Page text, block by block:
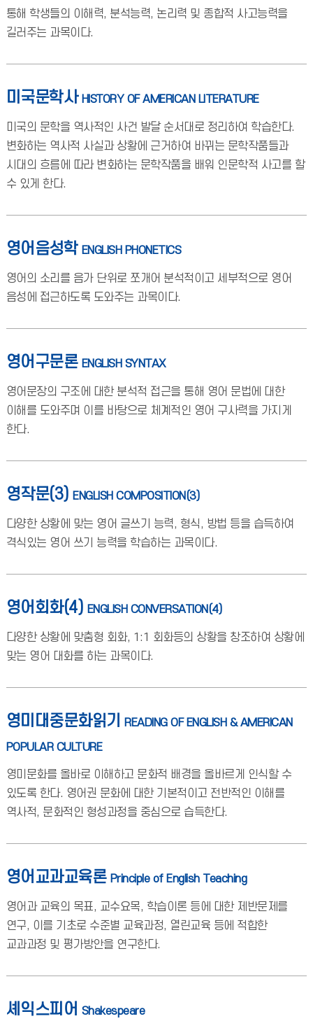
통해 학생들의 이해력, 분석능력, 논리력 및 종합적 사고능력을
길러주는 과목이다.
미국문학사 HISTORY OF AMERICAN LITERATURE
미국의 문학을 역사적인 사건 발달 순서대로 정리하여 학습한다.
변화하는 역사적 사실과 상황에 근거하여 바뀌는 문학작품들과
시대의 흐름에 따라 변화하는 문학작품을 배워 인문학적 사고를 할
수 있게 한다.
영어음성학 ENGLISH PHONETICS
영어의 소리를 음가 단위로 쪼개어 분석적이고 세부적으로 영어
음성에 접근하도록 도와주는 과목이다.
영어구문론 ENGLISH SYNTAX
영어문장의 구조에 대한 분석적 접근을 통해 영어 문법에 대한
이해를 도와주며 이를 바탕으로 체계적인 영어 구사력을 가지게
한다.
영작문(3) ENGLISH COMPOSITION(3)
다양한 상황에 맞는 영어 글쓰기 능력, 형식, 방법 등을 습득하여
격식있는 영어 쓰기 능력을 학습하는 과목이다.
영어회화(4) ENGLISH CONVERSATION(4)
다양한 상황에 맞춤형 회화, 1:1 회화등의 상황을 창조하여 상황에
맞는 영어 대화를 하는 과목이다.
영미대중문화읽기
READING OF ENGLISH & AMERICAN
POPULAR CULTURE
영미문화를 올바로 이해하고 문화적 배경을 올바르게 인식할 수
있도록 한다. 영어권 문화에 대한 기본적이고 전반적인 이해를
역사적, 문화적인 형성과정을 중심으로 습득한다.
영어교과교육론 Principle of English Teaching
영어과 교육의 목표, 교수요목, 학습이론 등에 대한 제반문제를
연구, 이를 기초로 수준별 교육과정, 열린교육 등에 적합한
교과과정 및 평가방안을 연구한다.
셰익스피어 Shakespeare